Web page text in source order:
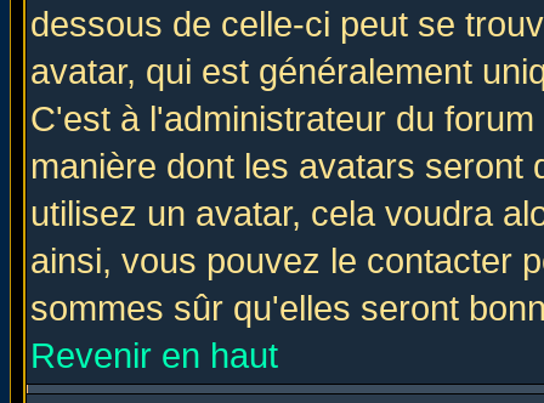
dessous de celle-ci peut se
avatar, qui est généralement
C'est à l'administrateur du
manière dont les avatars seront
utilisez un avatar, cela voudra
ainsi, vous pouvez le contacter
sommes sûr qu'elles seront
Revenir en haut